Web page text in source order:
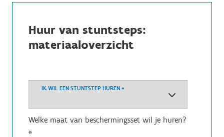
Huur van stuntsteps:
materiaaloverzicht
IK WIL EEN STUNTSTEP HUREN *
Welke maat van beschermingsset wil je huren?
*